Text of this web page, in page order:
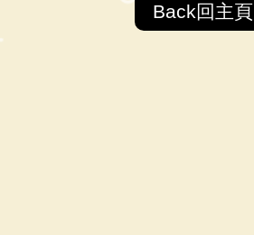
Back回主頁